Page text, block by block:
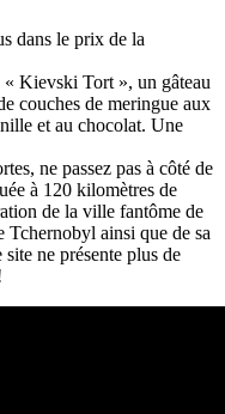
dans le prix de la
« Kievski Tort », un gâteau
couches de meringue aux
et au chocolat. Une
ne passez pas à côté de
à 120 kilomètres de
de la ville fantôme de
Tchernobyl ainsi que de sa
ne présente plus de